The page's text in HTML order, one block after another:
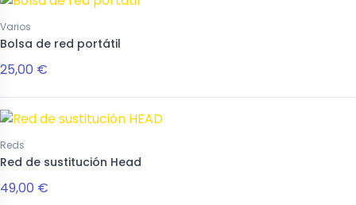
Nuevo Nuevo
Victory
Nuevo
Varios
Bolsa de red portátil
25,00 €
Reds
Red de sustitución Head
49,00 €